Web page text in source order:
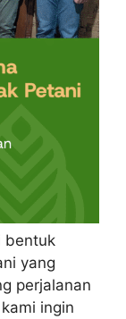
bentuk
yang
perjalanan
ingin